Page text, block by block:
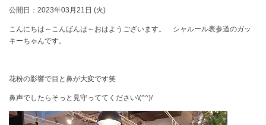
公開日：2023年03月21日 (火)
こんにちは～こんばんは～おはようございます。 シャルール表参道のガッ
キーちゃんです。
花粉の影響で目と鼻が大変です笑
鼻声でしたらそっと見守っててください\(^^)/